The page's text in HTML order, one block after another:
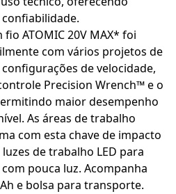
ATOMIC 20V MAX* foi
com vários projetos de
de velocidade,
Precision Wrench™ e o
maior desempenho
As áreas de trabalho
com esta chave de impacto
de trabalho LED para
pouca luz. Acompanha
e bolsa para transporte.